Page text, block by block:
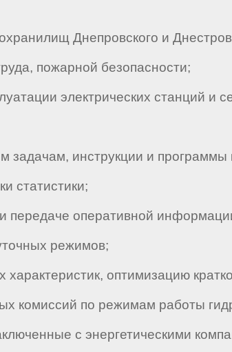
Днепровского и
пожарной безопасности;
электрических станций и
инструкции и
статистики;
передаче оперативной
режимов;
оптимизацию
по режимам работы
с энергетическими